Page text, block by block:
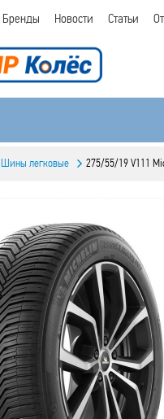
Бренды Новости Статьи
Шины легковые 275/55/19 V111